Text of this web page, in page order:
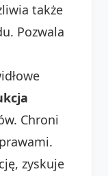
także
Pozwala
Chroni
zyskuje